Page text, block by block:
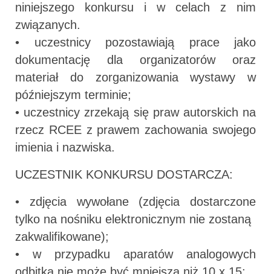
niniejszego konkursu i w celach z nim
związanych.
• uczestnicy pozostawiają prace jako
dokumentację dla organizatorów oraz
materiał do zorganizowania wystawy w
późniejszym terminie;
• uczestnicy zrzekają się praw autorskich na
rzecz RCEE z prawem zachowania swojego
imienia i nazwiska.
UCZESTNIK KONKURSU DOSTARCZA:
• zdjęcia wywołane (zdjęcia dostarczone
tylko na nośniku elektronicznym nie zostaną
zakwalifikowane);
• w przypadku aparatów analogowych